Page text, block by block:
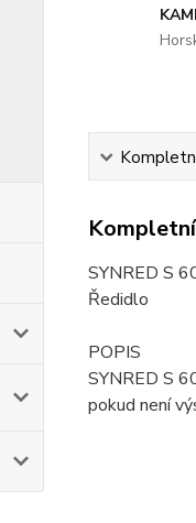
SYNRED S
Ředidlo
POPIS
SYNRED S
pokud není